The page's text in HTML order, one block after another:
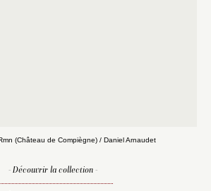
(Château de Compiègne) / Daniel Arnaudet
- Découvrir la collection -